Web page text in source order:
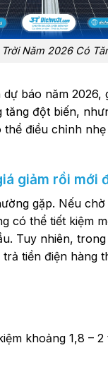
Năm 2026 Có
báo năm 2026,
tăng đột biến,
thể điều chỉnh
giảm rồi mới
gặp. Nếu chờ
có thể tiết kiệm
Tuy nhiên,
tiền điện hàng
khoảng 1,8 – 2